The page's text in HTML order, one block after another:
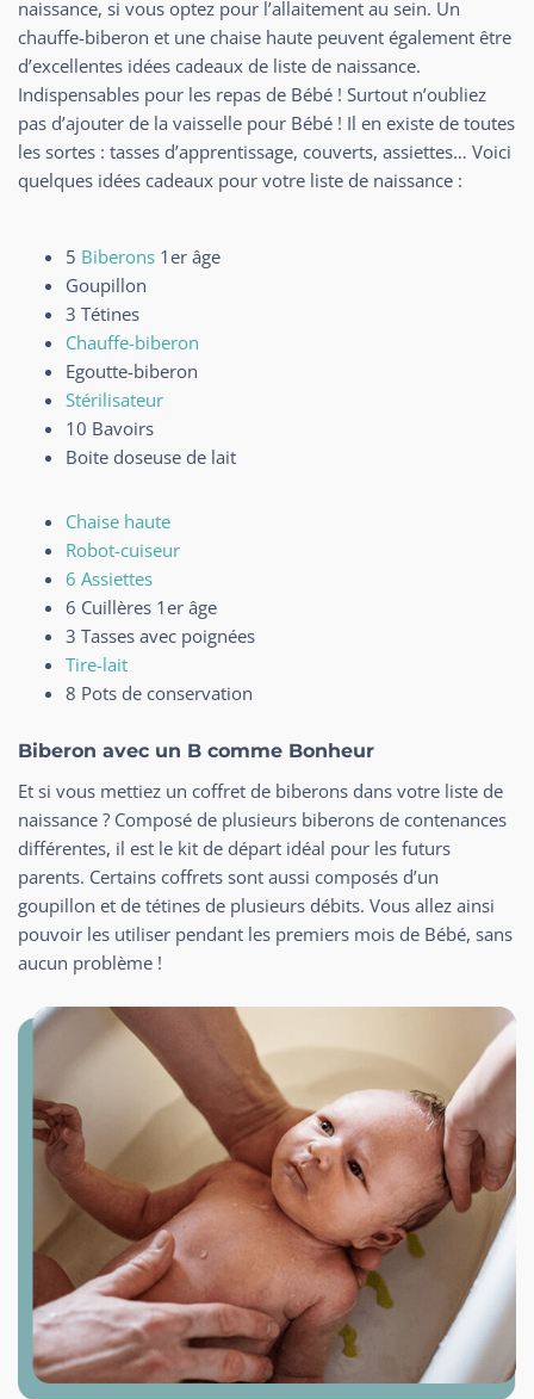
naissance, si vous optez pour l’allaitement au sein. Un
chauffe-biberon et une chaise haute peuvent également être
d’excellentes idées cadeaux de liste de naissance.
Indispensables pour les repas de Bébé ! Surtout n’oubliez
pas d’ajouter de la vaisselle pour Bébé ! Il en existe de toutes
les sortes : tasses d’apprentissage, couverts, assiettes… Voici
quelques idées cadeaux pour votre liste de naissance :
5 Biberons 1er âge
Goupillon
3 Tétines
Chauffe-biberon
Egoutte-biberon
Stérilisateur
10 Bavoirs
Boite doseuse de lait
Chaise haute
Robot-cuiseur
6 Assiettes
6 Cuillères 1er âge
3 Tasses avec poignées
Tire-lait
8 Pots de conservation
Biberon avec un B comme Bonheur
Et si vous mettiez un coffret de biberons dans votre liste de
naissance ? Composé de plusieurs biberons de contenances
différentes, il est le kit de départ idéal pour les futurs
parents. Certains coffrets sont aussi composés d’un
goupillon et de tétines de plusieurs débits. Vous allez ainsi
pouvoir les utiliser pendant les premiers mois de Bébé, sans
aucun problème !